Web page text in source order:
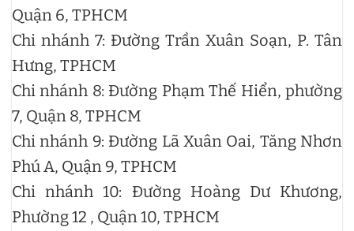
Quận 6, TPHCM
Chi nhánh 7: Đường Trần Xuân Soạn, P. Tân
Hưng, TPHCM
Chi nhánh 8: Đường Phạm Thế Hiển, phường
7, Quận 8, TPHCM
Chi nhánh 9: Đường Lã Xuân Oai, Tăng Nhơn
Phú A, Quận 9, TPHCM
Chi nhánh 10: Đường Hoàng Dư Khương,
Phường 12 , Quận 10, TPHCM